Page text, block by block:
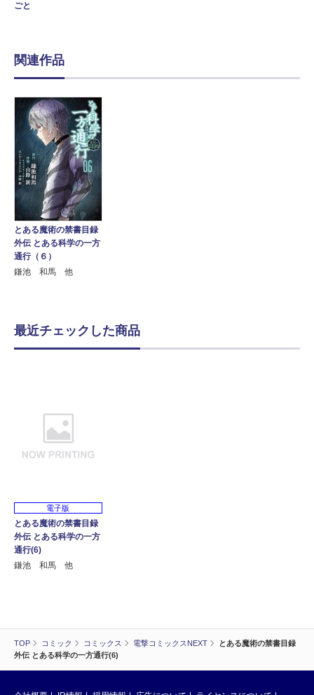
TOP コミック コミックス 電撃コミックスNEXT
とある魔術の禁書目録
外伝 とある科学の一方通行(6)
ごと
関連作品
とある魔術の禁書目録
外伝 とある科学の一方
通行（６）
鎌池 和馬 他
最近チェックした商品
電子版
とある魔術の禁書目録
外伝 とある科学の一方
通行(6)
鎌池 和馬 他